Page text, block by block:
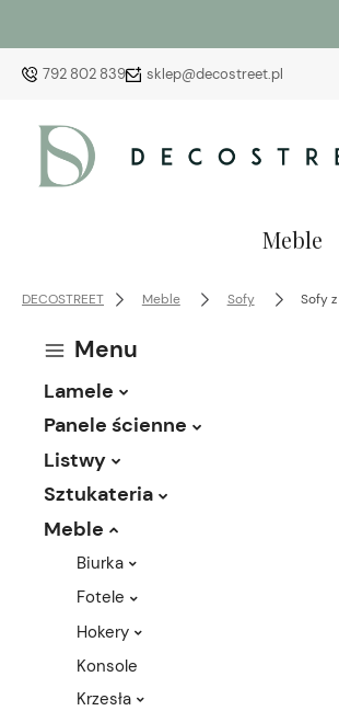
792 802 839 sklep@decostreet.pl
Meble
DECOSTREET Meble Sofy Sofy
Menu
Lamele
Panele ścienne
Listwy
Sztukateria
Meble
Biurka
Fotele
Hokery
Konsole
Krzesła